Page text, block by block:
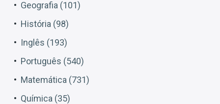
Geografia (101)
História (98)
Inglês (193)
Português (540)
Matemática (731)
Química (35)